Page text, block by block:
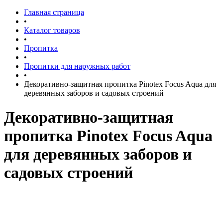
Главная страница
•
Каталог товаров
•
Пропитка
•
Пропитки для наружных работ
•
Декоративно-защитная пропитка Pinotex Focus Aqua для
деревянных заборов и садовых строений
Декоративно-защитная
пропитка Pinotex Focus Aqua
для деревянных заборов и
садовых строений